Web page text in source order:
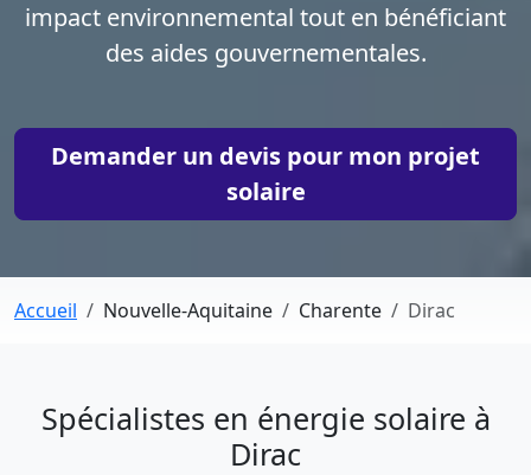
impact environnemental tout en bénéficiant
des aides gouvernementales.
Demander un devis pour mon projet
solaire
Accueil Nouvelle-Aquitaine Charente Dirac
Spécialistes en énergie solaire à
Dirac